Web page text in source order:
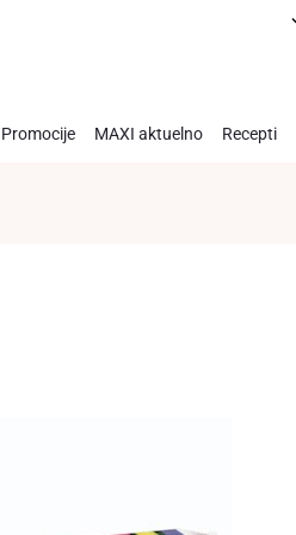
Promocije MAXI aktuelno Recepti